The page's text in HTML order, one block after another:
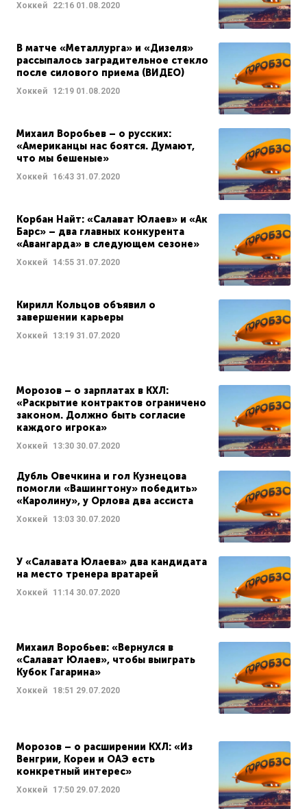
Хоккей 22:16 01.08.2020
В матче «Металлурга» и «Дизеля»
рассыпалось заградительное стекло
после силового приема (ВИДЕО)
Хоккей 12:19 01.08.2020
Михаил Воробьев – о русских:
«Американцы нас боятся. Думают,
что мы бешеные»
Хоккей 16:43 31.07.2020
Корбан Найт: «Салават Юлаев» и «Ак
Барс» – два главных конкурента
«Авангарда» в следующем сезоне»
Хоккей 14:55 31.07.2020
Кирилл Кольцов объявил о
завершении карьеры
Хоккей 13:19 31.07.2020
Морозов – о зарплатах в КХЛ:
«Раскрытие контрактов ограничено
законом. Должно быть согласие
каждого игрока»
Хоккей 13:30 30.07.2020
Дубль Овечкина и гол Кузнецова
помогли «Вашингтону» победить»
«Каролину», у Орлова два ассиста
Хоккей 13:03 30.07.2020
У «Салавата Юлаева» два кандидата
на место тренера вратарей
Хоккей 11:14 30.07.2020
Михаил Воробьев: «Вернулся в
«Салават Юлаев», чтобы выиграть
Кубок Гагарина»
Хоккей 18:51 29.07.2020
Морозов – о расширении КХЛ: «Из
Венгрии, Кореи и ОАЭ есть
конкретный интерес»
Хоккей 17:50 29.07.2020